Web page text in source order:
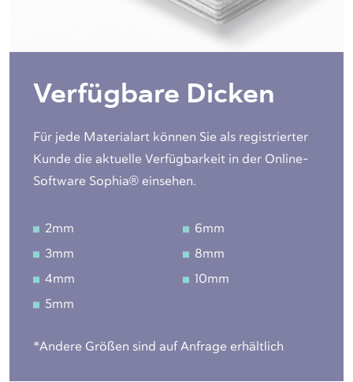
Verfügbare Dicken
Für jede Materialart können Sie als registrierter
Kunde die aktuelle Verfügbarkeit in der Online-
Software Sophia® einsehen.
2mm
3mm
4mm
5mm
6mm
8mm
10mm
*Andere Größen sind auf Anfrage erhältlich